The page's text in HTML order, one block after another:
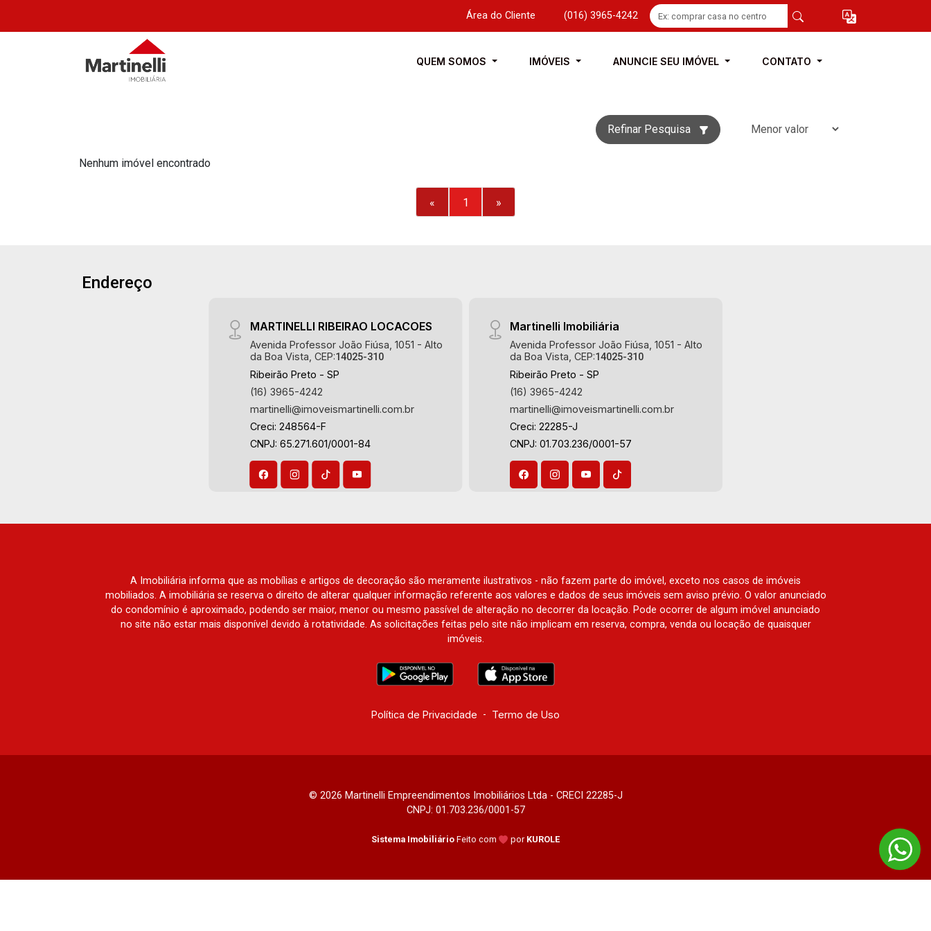
Área do Cliente (016) 3965-4242
QUEM SOMOS IMÓVEIS ANUNCIE SEU IMÓVEL CONTATO
Refinar Pesquisa
Nenhum imóvel encontrado
« 1 »
Endereço
MARTINELLI RIBEIRAO LOCACOES
Avenida Professor João Fiúsa, 1051 - Alto
da Boa Vista, CEP:14025-310
Ribeirão Preto - SP
(16) 3965-4242
martinelli@imoveismartinelli.com.br
Creci: 248564-F
CNPJ: 65.271.601/0001-84
Martinelli Imobiliária
Avenida Professor João Fiúsa, 1051 - Alto
da Boa Vista, CEP:14025-310
Ribeirão Preto - SP
(16) 3965-4242
martinelli@imoveismartinelli.com.br
Creci: 22285-J
CNPJ: 01.703.236/0001-57
A Imobiliária informa que as mobílias e artigos de decoração são meramente ilustrativos - não fazem parte do imóvel, exceto nos casos de imóveis
mobiliados. A imobiliária se reserva o direito de alterar qualquer informação referente aos valores e dados de seus imóveis sem aviso prévio. O valor anunciado
do condomínio é aproximado, podendo ser maior, menor ou mesmo passível de alteração no decorrer da locação. Pode ocorrer de algum imóvel anunciado
no site não estar mais disponível devido à rotatividade. As solicitações feitas pelo site não implicam em reserva, compra, venda ou locação de quaisquer
imóveis.
Política de Privacidade - Termo de Uso
© 2026 Martinelli Empreendimentos Imobiliários Ltda - CRECI 22285-J
CNPJ: 01.703.236/0001-57
Sistema Imobiliário Feito com por KUROLE